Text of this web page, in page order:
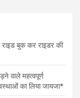
बुक कर राइडर की
वाले महत्वपूर्ण
का लिया जायजा*